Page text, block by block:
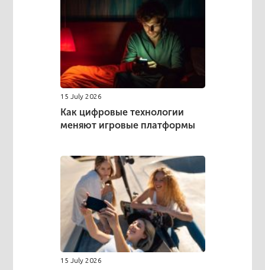
15 July 2026
Как цифровые технологии
меняют игровые платформы
15 July 2026